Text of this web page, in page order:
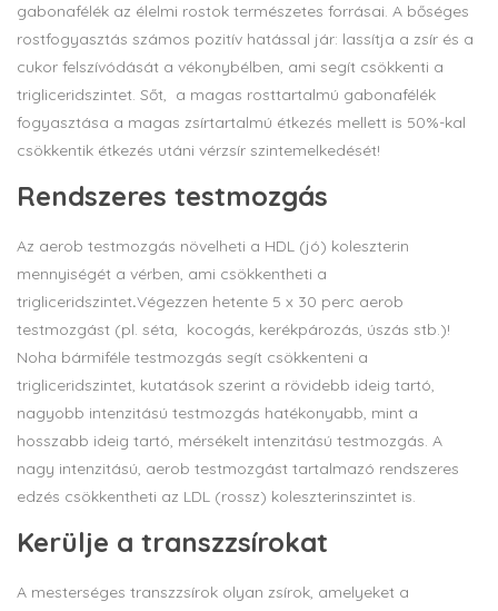
gabonafélék az élelmi rostok természetes forrásai. A bőséges
rostfogyasztás számos pozitív hatással jár: lassítja a zsír és a
cukor felszívódását a vékonybélben, ami segít csökkenti a
trigliceridszintet. Sőt, a magas rosttartalmú gabonafélék
fogyasztása a magas zsírtartalmú étkezés mellett is 50%-kal
csökkentik étkezés utáni vérzsír szintemelkedését!
Rendszeres testmozgás
Az aerob testmozgás növelheti a HDL (jó) koleszterin
mennyiségét a vérben, ami csökkentheti a
trigliceridszintet.Végezzen hetente 5 x 30 perc aerob
testmozgást (pl. séta, kocogás, kerékpározás, úszás stb.)!
Noha bármiféle testmozgás segít csökkenteni a
trigliceridszintet, kutatások szerint a rövidebb ideig tartó,
nagyobb intenzitású testmozgás hatékonyabb, mint a
hosszabb ideig tartó, mérsékelt intenzitású testmozgás. A
nagy intenzitású, aerob testmozgást tartalmazó rendszeres
edzés csökkentheti az LDL (rossz) koleszterinszintet is.
Kerülje a transzzsírokat
A mesterséges transzzsírok olyan zsírok, amelyeket a